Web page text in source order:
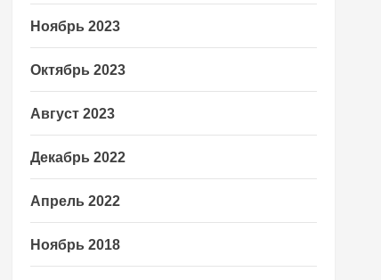
Ноябрь 2023
Октябрь 2023
Август 2023
Декабрь 2022
Апрель 2022
Ноябрь 2018